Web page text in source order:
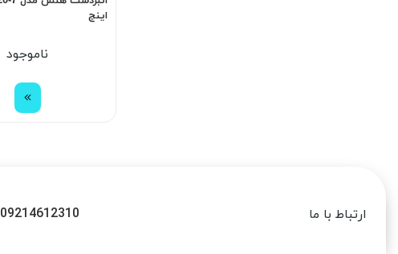
اینچ
ناموجود
ارتباط با ما 09214612310